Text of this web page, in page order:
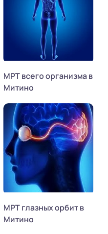
МРТ всего организма в
Митино
МРТ глазных орбит в
Митино